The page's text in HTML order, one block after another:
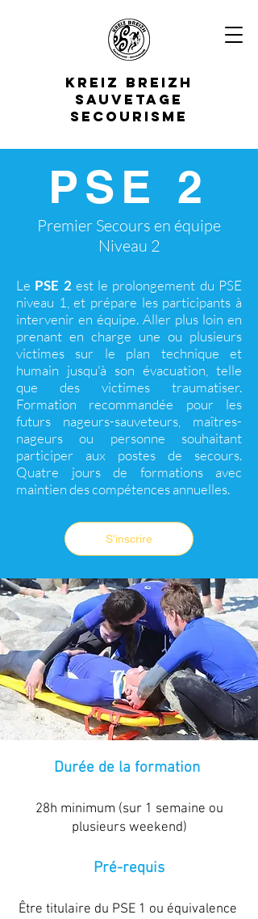
KREIZ B REIZH
SAUVETAGE
S ECOURISME
PSE 2
Premier Secours en équipe
Niveau 2
Le PSE 2 est le prolongement du PSE
niveau 1, et prépare les participants à
intervenir en équipe. Aller plus loin en
prenant en charge une ou plusieurs
victimes sur le plan technique et
humain jusqu'à son évacuation, telle
que des victimes traumatiser.
Formation recommandée pour les
futurs nageurs-sauveteurs, maîtres-
nageurs ou personne souhaitant
participer aux postes de secours.
Quatre jours de formations avec
maintien des compétences annuelles.
S'inscrire
Durée de la formation
28h minimum (sur 1 semaine ou
plusieurs weekend)
Pré-requis
Être titulaire du PSE 1 ou équivalence